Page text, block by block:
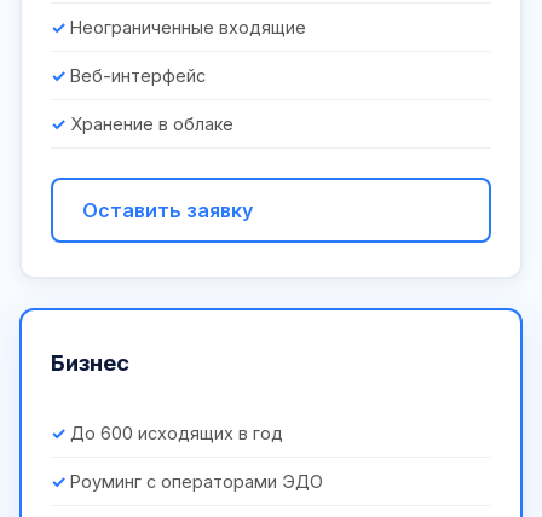
Неограниченные входящие
Веб-интерфейс
Хранение в облаке
Оставить заявку
Бизнес
До 600 исходящих в год
Роуминг с операторами ЭДО